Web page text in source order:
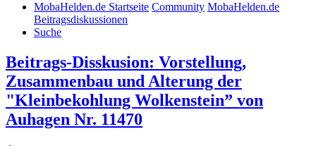
MobaHelden.de Startseite Community MobaHelden.de
Beitragsdiskussionen
Suche
Beitrags-Disskusion: Vorstellung,
Zusammenbau und Alterung der
"Kleinbekohlung Wolkenstein” von
Auhagen Nr. 11470